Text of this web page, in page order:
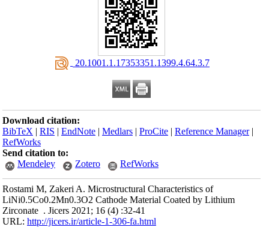
‎ 20.1001.1.17353351.1399.4.64.3.7
Download citation:
BibTeX |RIS |EndNote |Medlars |ProCite |Reference Manager
RefWorks
Send citation to:
Mendeley
Zotero RefWorks
Rostami M, Zakeri A. Microstructural Characteristics of
LiNi‌0.5Co0.2Mn0.3O2 Cathode Material Coated by Lithium
Zirconate . Jicers 2021; 16 (4) :32-41
URL:http://jicers.ir/article-1-306-fa.html